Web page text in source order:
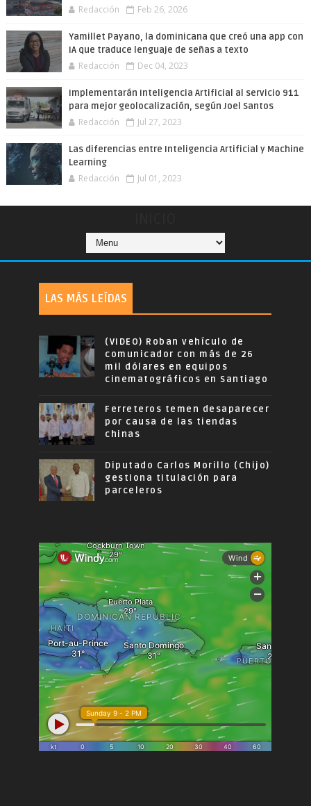
Redacción Feb 26, 2026
Yamillet Payano, la dominicana que creó una app con
IA que traduce lenguaje de señas a texto
Redacción Dec 04, 2023
Implementarán Inteligencia Artificial al servicio 911
para mejor geolocalización, según Joel Santos
Redacción Jul 27, 2023
Las diferencias entre Inteligencia Artificial y Machine
Learning
Redacción Jul 01, 2023
LAS MÁS LEÍDAS
(VIDEO) Roban vehículo de
comunicador con más de 26
mil dólares en equipos
cinematográficos en Santiago
Ferreteros temen desaparecer
por causa de las tiendas
chinas
Diputado Carlos Morillo (Chijo)
gestiona titulación para
parceleros